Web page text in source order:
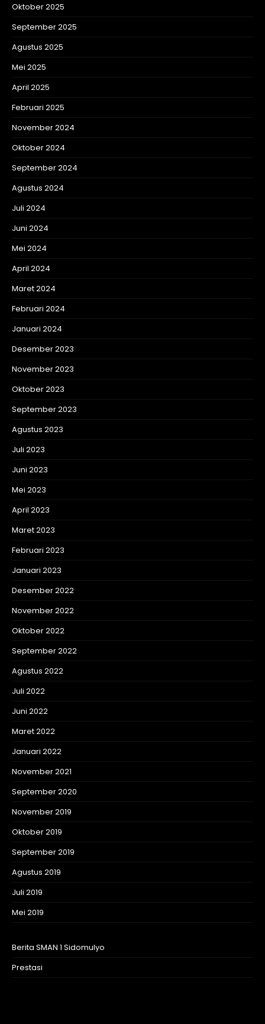
Oktober 2025
September 2025
Agustus 2025
Mei 2025
April 2025
Februari 2025
November 2024
Oktober 2024
September 2024
Agustus 2024
Juli 2024
Juni 2024
Mei 2024
April 2024
Maret 2024
Februari 2024
Januari 2024
Desember 2023
November 2023
Oktober 2023
September 2023
Agustus 2023
Juli 2023
Juni 2023
Mei 2023
April 2023
Maret 2023
Februari 2023
Januari 2023
Desember 2022
November 2022
Oktober 2022
September 2022
Agustus 2022
Juli 2022
Juni 2022
Maret 2022
Januari 2022
November 2021
September 2020
November 2019
Oktober 2019
September 2019
Agustus 2019
Juli 2019
Mei 2019
Berita SMAN 1 Sidomulyo
Prestasi